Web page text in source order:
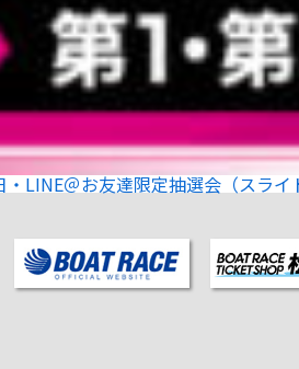
LINE＠お友達限定抽選会（スライ